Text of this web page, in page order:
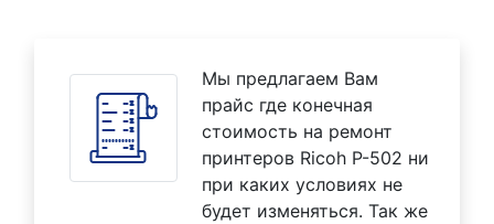
Мы предлагаем Вам
прайс где конечная
стоимость на ремонт
принтеров Ricoh P-502 ни
при каких условиях не
будет изменяться. Так же